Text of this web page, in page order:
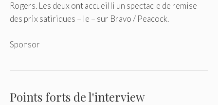
Rogers. Les deux ont accueilli un spectacle de remise
des prix satiriques – le – sur Bravo / Peacock.
Sponsor
Points forts de l'interview